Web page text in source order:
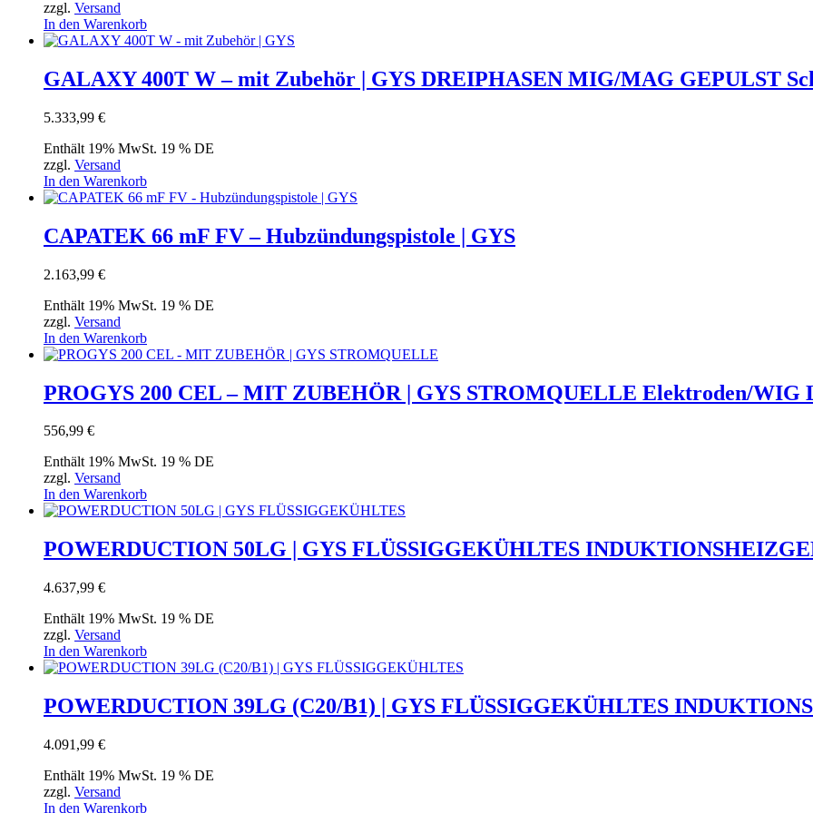
zzgl. Versand
In den Warenkorb
GALAXY 400T W – mit Zubehör | GYS DREIPHASEN MIG/MAG GEPULST
5.333,99 €
Enthält 19% MwSt. 19 % DE
zzgl. Versand
In den Warenkorb
CAPATEK 66 mF FV – Hubzündungspistole | GYS
2.163,99 €
Enthält 19% MwSt. 19 % DE
zzgl. Versand
In den Warenkorb
PROGYS 200 CEL – MIT ZUBEHÖR | GYS STROMQUELLE Elektroden/WIG
556,99 €
Enthält 19% MwSt. 19 % DE
zzgl. Versand
In den Warenkorb
POWERDUCTION 50LG | GYS FLÜSSIGGEKÜHLTES
4.637,99 €
Enthält 19% MwSt. 19 % DE
zzgl. Versand
In den Warenkorb
POWERDUCTION 39LG (C20/B1) | GYS FLÜSSIGGEKÜHLTES
4.091,99 €
Enthält 19% MwSt. 19 % DE
zzgl. Versand
In den Warenkorb